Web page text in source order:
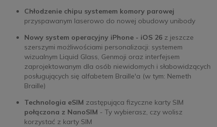
Chłodzenie chipu systemem komory parowej
przyspawanym laserowo do nowej obudowy unibody
Nowy system operacyjny iPhone - iOS 26z jeszcze
szerszymi możliwościami personalizacji: systemem
wizualnym Liquid Glass, Genmoji oraz interfejsem
zaprojektowanym dla osób niewidomych i słabowidzących
posługujących się alfabetem Braille'a (w tym: Nemeth
Braille)
Technologia eSIM zastępująca fizyczne karty SIM
połączona z NanoSIM - Ty wybierasz, czy wolisz
korzystać z karty SIM